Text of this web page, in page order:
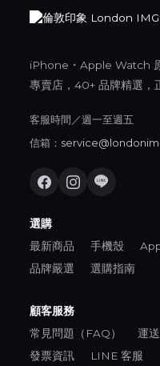
iPhone・Apple Watch
專賣店，40+ 品牌精選，
客服時間／週一至週五
信箱：
選購
最新商品 手機殼
品牌嚴選
選購指南
顧客服務
常見問題（FAQ） 運
發票資訊
LINE 客服